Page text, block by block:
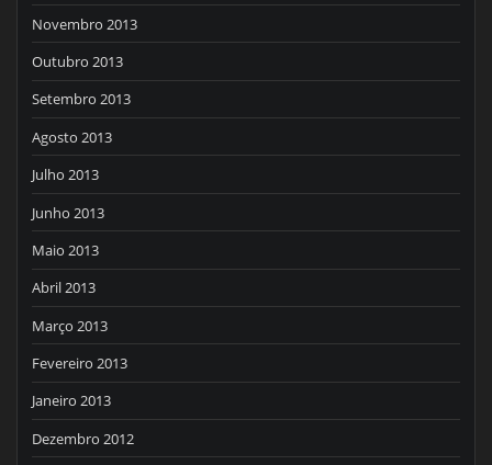
Novembro 2013
Outubro 2013
Setembro 2013
Agosto 2013
Julho 2013
Junho 2013
Maio 2013
Abril 2013
Março 2013
Fevereiro 2013
Janeiro 2013
Dezembro 2012